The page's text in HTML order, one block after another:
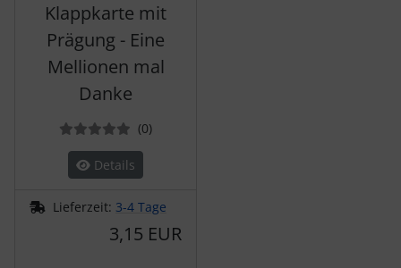
Klappkarte mit
Prägung - Eine
Mellionen mal
Danke
(0Bewertungen
)
Details
Lieferzeit: 3-4 Tage
3,15 EUR